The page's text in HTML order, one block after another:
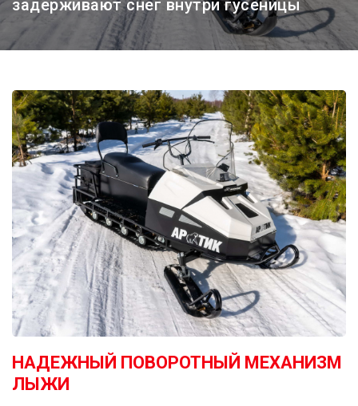
задерживают снег внутри гусеницы
НАДЕЖНЫЙ ПОВОРОТНЫЙ МЕХАНИЗМ
ЛЫЖИ